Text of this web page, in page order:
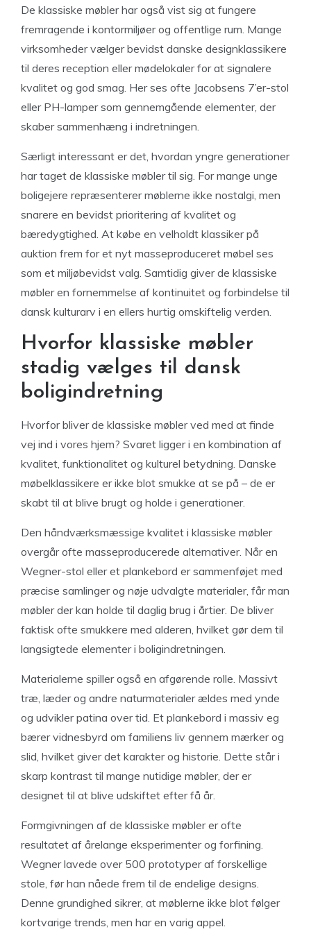
De klassiske møbler har også vist sig at fungere
fremragende i kontormiljøer og offentlige rum. Mange
virksomheder vælger bevidst danske designklassikere
til deres reception eller mødelokaler for at signalere
kvalitet og god smag. Her ses ofte Jacobsens 7’er-stol
eller PH-lamper som gennemgående elementer, der
skaber sammenhæng i indretningen.
Særligt interessant er det, hvordan yngre generationer
har taget de klassiske møbler til sig. For mange unge
boligejere repræsenterer møblerne ikke nostalgi, men
snarere en bevidst prioritering af kvalitet og
bæredygtighed. At købe en velholdt klassiker på
auktion frem for et nyt masseproduceret møbel ses
som et miljøbevidst valg. Samtidig giver de klassiske
møbler en fornemmelse af kontinuitet og forbindelse til
dansk kulturarv i en ellers hurtig omskiftelig verden.
Hvorfor klassiske møbler
stadig vælges til dansk
boligindretning
Hvorfor bliver de klassiske møbler ved med at finde
vej ind i vores hjem? Svaret ligger i en kombination af
kvalitet, funktionalitet og kulturel betydning. Danske
møbelklassikere er ikke blot smukke at se på – de er
skabt til at blive brugt og holde i generationer.
Den håndværksmæssige kvalitet i klassiske møbler
overgår ofte masseproducerede alternativer. Når en
Wegner-stol eller et plankebord er sammenføjet med
præcise samlinger og nøje udvalgte materialer, får man
møbler der kan holde til daglig brug i årtier. De bliver
faktisk ofte smukkere med alderen, hvilket gør dem til
langsigtede elementer i boligindretningen.
Materialerne spiller også en afgørende rolle. Massivt
træ, læder og andre naturmaterialer ældes med ynde
og udvikler patina over tid. Et plankebord i massiv eg
bærer vidnesbyrd om familiens liv gennem mærker og
slid, hvilket giver det karakter og historie. Dette står i
skarp kontrast til mange nutidige møbler, der er
designet til at blive udskiftet efter få år.
Formgivningen af de klassiske møbler er ofte
resultatet af årelange eksperimenter og forfining.
Wegner lavede over 500 prototyper af forskellige
stole, før han nåede frem til de endelige designs.
Denne grundighed sikrer, at møblerne ikke blot følger
kortvarige trends, men har en varig appel.